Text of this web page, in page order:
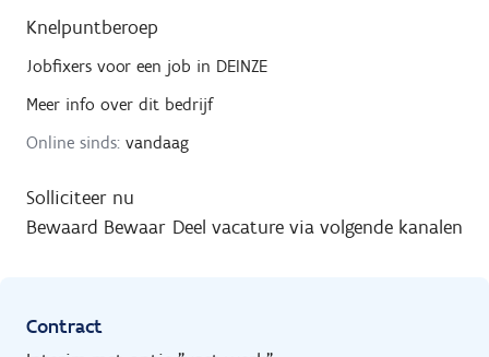
Knelpuntberoep
Jobfixers voor een job in DEINZE
Meer info over dit bedrijf
Online sinds: vandaag
Solliciteer nu
Bewaard Bewaar Deel vacature via volgende kanalen
Contract